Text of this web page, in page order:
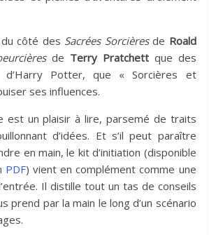
du côté des Sacrées Sorcièresde Roald
de Terry Pratchettque des
d’Harry Potter, que « Sorcières et
ses influences.
est un plaisir à lire, parsemé de traits
d’idées. Et s’il peut paraître
en main, le kit d’initiation (disponible
PDF) vient en complément comme une
Il distille tout un tas de conseils
prend par la main le long d’un scénario